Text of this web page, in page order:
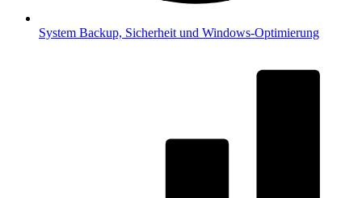
System Backup, Sicherheit und Windows-Optimierung